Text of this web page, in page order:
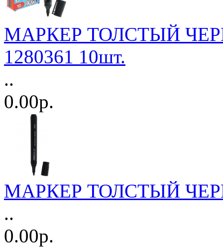
МАРКЕР ТОЛСТЫЙ
1280361 10шт.
..
0.00р.
МАРКЕР ТОЛСТЫЙ
..
0.00р.